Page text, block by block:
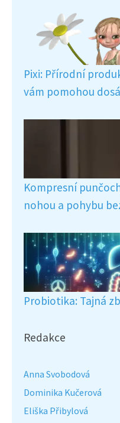
Pixi: Přírodní
vám pomohou
Kompresní
nohou a pohybu
Probiotika: Tajná
Redakce
Anna Svobodová
Dominika Kučerová
Eliška Přibylová